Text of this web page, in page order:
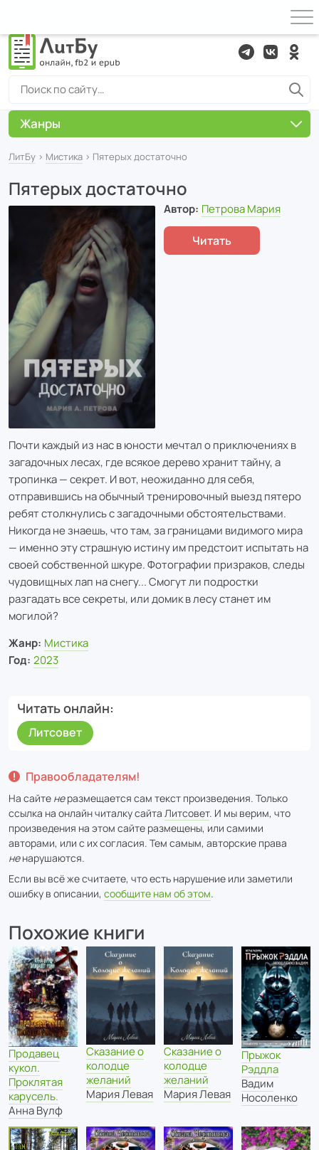
ЛитБу › Мистика › Пятерых достаточно
Пятерых достаточно
Автор: Петрова Мария
Читать
Почти каждый из нас в юности мечтал о приключениях в
загадочных лесах, где всякое дерево хранит тайну, а
тропинка — секрет. И вот, неожиданно для себя,
отправившись на обычный тренировочный выезд пятеро
ребят столкнулись с загадочными обстоятельствами.
Никогда не знаешь, что там, за границами видимого мира
— именно эту страшную истину им предстоит испытать на
своей собственной шкуре. Фотографии призраков, следы
чудовищных лап на снегу... Смогут ли подростки
разгадать все секреты, или домик в лесу станет им
могилой?
Жанр: Мистика
Год: 2023
Читать онлайн
Литсовет
Правообладателям!
На сайте неразмещается сам текст произведения. Только
ссылка на онлайн читалку сайта Литсовет. И мы верим, что
произведения на этом сайте размещены, или самими
авторами, или с их согласия. Тем самым, авторские права
ненарушаются.
Если вы всё же считаете, что есть нарушение или заметили
ошибку в описании, сообщите нам об этом.
Похожие книги
Продавец
кукол.
Проклятая
карусель.
Анна Вулф
Сказание о
колодце
желаний
Мария Левая
Сказание о
колодце
желаний
Мария Левая
Прыжок
Рэддла
Вадим
Носоленко
Жанры